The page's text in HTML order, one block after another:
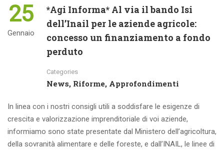
25
Gennaio
*Agi Informa* Al via il bando Isi
dell’Inail per le aziende agricole:
concesso un finanziamento a fondo
perduto
Categories
News, Riforme, Approfondimenti
In linea con i nostri consigli utili a soddisfare le esigenze di
crescita e valorizzazione imprenditoriale di voi aziende,
informiamo sono state presentate dal Ministero dell’agricoltura,
della sovranità alimentare e delle foreste, e dall’INAIL, le linee di